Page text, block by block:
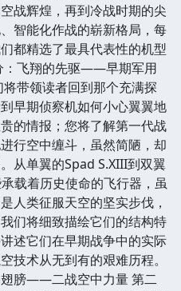
战辉煌，再到冷战时期的尖
智能化作战的崭新格局，每
都精选了最具代表性的机型
：飞翔的先驱——早期军用
带领读者回到那个充满探
早期侦察机如何小心翼翼地
的情报；您将了解第一代战
行空中缠斗，虽然简陋，却
从单翼的Spad S.XIII到双翼
载着历史使命的飞行器，虽
人类征服天空的坚实步伐，
们将细致描绘它们的结构特
述它们在早期战争中的实际
技术从无到有的艰难历程。
膀——二战空中力量 第二